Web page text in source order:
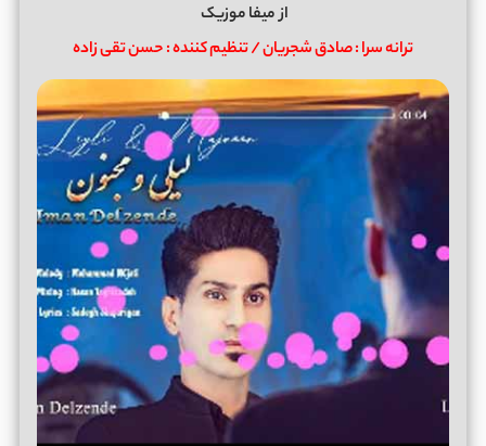
ازمیفا موزیک
ترانه سرا : صادق شجریان / تنظیم کننده : حسن تقی زاده